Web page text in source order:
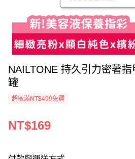
NAILTONE 持久引力密著
罐
超取滿NT$499免運
NT$169